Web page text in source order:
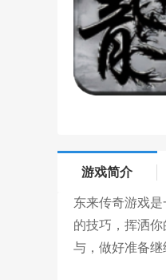
游戏简介
东来传奇游戏
的技巧，挥洒
与，做好准备继